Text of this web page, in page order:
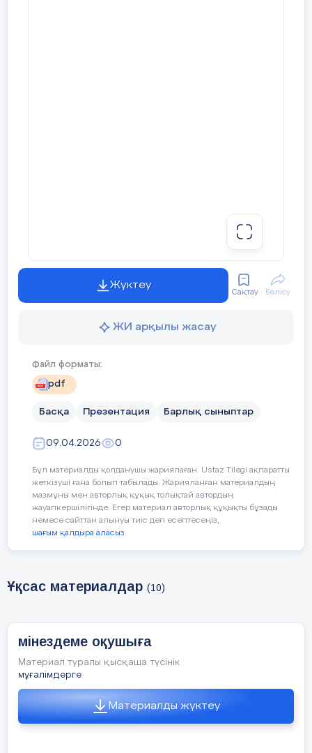
Жүктеу
Сақтау Бөлісу
ЖИ арқылы жасау
Файл форматы:
pdf
Басқа Презентация Барлық сыныптар
09.04.2026 0
Бұл материалды қолданушы жариялаған. Ustaz Tilegi ақпаратты
жеткізуші ғана болып табылады. Жарияланған материалдың
мазмұны мен авторлық құқық толықтай автордың
жауапкершілігінде. Егер материал авторлық құқықты бұзады
немесе сайттан алынуы тиіс деп есептесеңіз,
шағым қалдыра аласыз
Ұқсас материалдар (10)
мінездеме оқушыға
Материал туралы қысқаша түсінік
мұғалімдерге
Материалды жүктеу